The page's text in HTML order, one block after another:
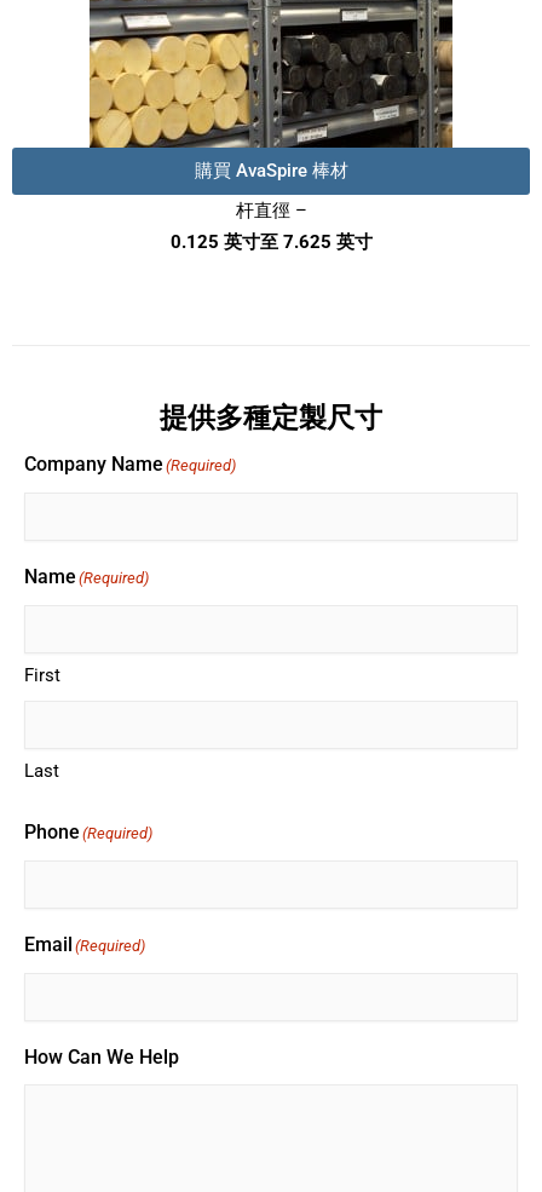
購買 AvaSpire 棒材
杆直徑 –
0.125 英寸至 7.625 英寸
提供多種定製尺寸
Company Name (Required)
Name (Required)
First
Last
Phone (Required)
Email (Required)
How Can We Help